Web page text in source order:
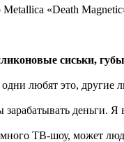
Metallica «Death
сиськи,
любят это, другие
деньги.
ТВ-шоу, может